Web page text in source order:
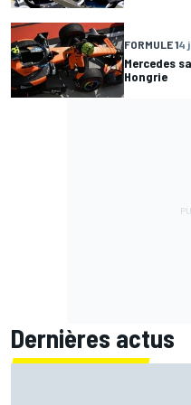
FORMULE 14 j
Mercedes
Hongrie
Dernières actus